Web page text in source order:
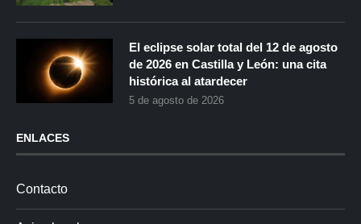
El eclipse solar total del 12 de agosto
de 2026 en Castilla y León: una cita
histórica al atardecer
5 de agosto de 2026
ENLACES
Contacto